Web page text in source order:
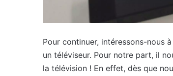
Pour continuer, intéressons-nous
un téléviseur. Pour notre part, il
la télévision ! En effet, dès que